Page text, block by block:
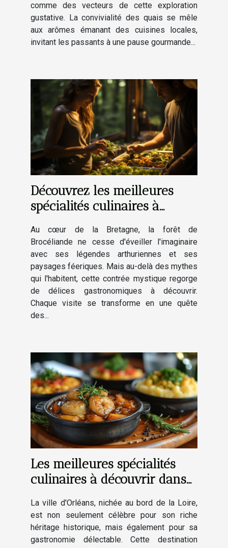
comme des vecteurs de cette exploration
gustative. La convivialité des quais se mêle
aux arômes émanant des cuisines locales,
invitant les passants à une pause gourmande...
Découvrez les meilleures
spécialités culinaires à
en forêt de Brocéliande
Au cœur de la Bretagne, la forêt de
Brocéliande ne cesse d'éveiller l'imaginaire
avec ses légendes arthuriennes et ses
paysages féeriques. Mais au-delà des mythes
qui l'habitent, cette contrée mystique regorge
de délices gastronomiques à découvrir.
Chaque visite se transforme en une quête
des...
Les meilleures spécialités
culinaires à découvrir dans
La ville d'Orléans, nichée au bord de la Loire,
est non seulement célèbre pour son riche
héritage historique, mais également pour sa
gastronomie délectable. Cette destination